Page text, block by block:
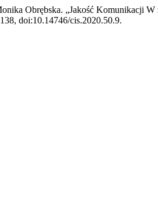
Obrębska. „Jakość Komunikacji
doi:10.14746/cis.2020.50.9.